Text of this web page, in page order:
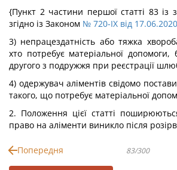
{Пункт 2 частини першої статті 83 із
згідно із Законом № 720-IX від 17.06.2020
3) непрацездатність або тяжка
хто потребує матеріальної допомоги,
другого з подружжя при реєстрації
4) одержувач аліментів свідомо
такого, що потребує матеріальної
2. Положення цієї статті
право на аліменти виникло після
Попередня 83/300